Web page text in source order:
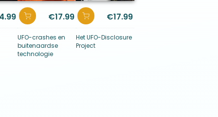
€17.99
UFO-crashes en
buitenaardse
technologie
€17.99
Het UFO-Disclosure
Project